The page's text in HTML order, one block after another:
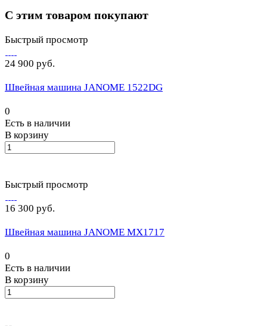
С этим товаром покупают
Быстрый просмотр
24 900 руб.
Швейная машина JANOME 1522DG
0
Есть в наличии
В корзину
Быстрый просмотр
16 300 руб.
Швейная машина JANOME MX1717
0
Есть в наличии
В корзину